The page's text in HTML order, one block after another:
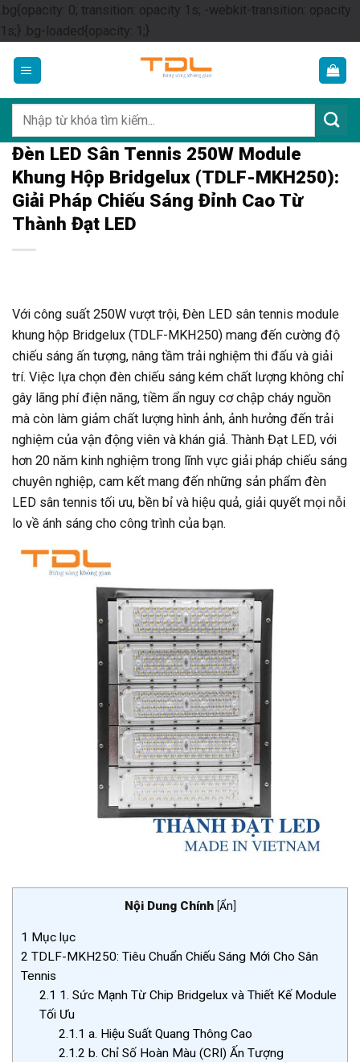
.bg{opacity: 0; transition: opacity 1s; -webkit-transition: opacity
1s;} .bg-loaded{opacity: 1;}Skip
content
kiếm:
Đèn LED Sân Tennis 250W Module
Khung Hộp Bridgelux (TDLF-MKH250):
Giải Pháp Chiếu Sáng Đỉnh Cao Từ
Thành Đạt LED
Với công suất 250W vượt trội, Đèn LED sân tennis module
khung hộp Bridgelux (TDLF-MKH250) mang đến cường độ
chiếu sáng ấn tượng, nâng tầm trải nghiệm thi đấu và giải
trí. Việc lựa chọn đèn chiếu sáng kém chất lượng không chỉ
gây lãng phí điện năng, tiềm ẩn nguy cơ chập cháy nguồn
mà còn làm giảm chất lượng hình ảnh, ảnh hưởng đến trải
nghiệm của vận động viên và khán giả. Thành Đạt LED, với
hơn 20 năm kinh nghiệm trong lĩnh vực giải pháp chiếu sáng
chuyên nghiệp, cam kết mang đến những sản phẩm đèn
LED sân tennis tối ưu, bền bỉ và hiệu quả, giải quyết mọi nỗi
lo về ánh sáng cho công trình của bạn.
Nội Dung Chính [Ẩn]
1 Mục lục
2 TDLF-MKH250: Tiêu Chuẩn Chiếu Sáng Mới Cho Sân
Tennis
2.1 1. Sức Mạnh Từ Chip Bridgelux và Thiết Kế Module
Tối Ưu
2.1.1 a. Hiệu Suất Quang Thông Cao
2.1.2 b. Chỉ Số Hoàn Màu (CRI) Ấn Tượng